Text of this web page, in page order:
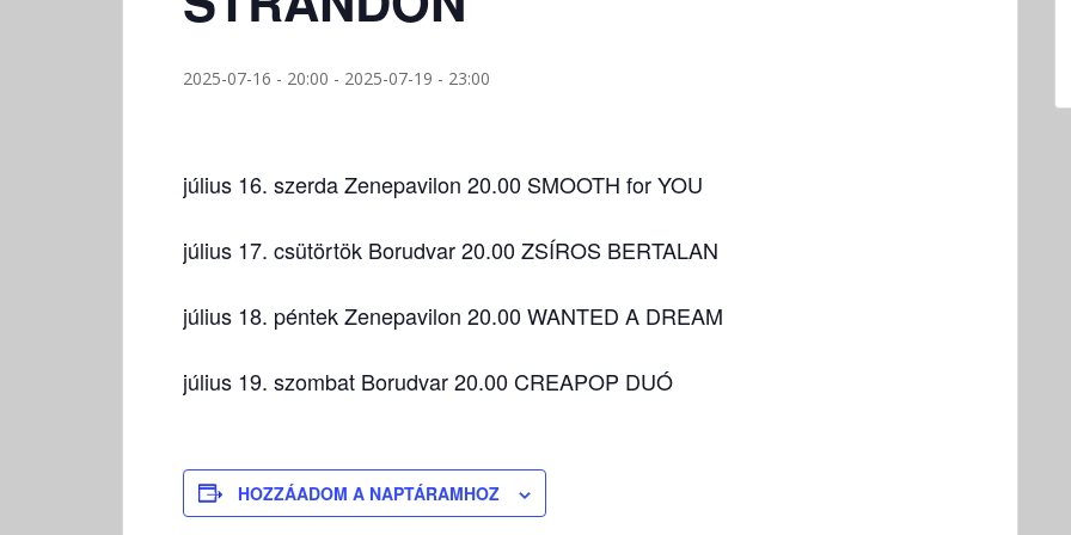
2025-07-16 - 20:00 - 2025-07-19 - 23:00
július 16. szerda Zenepavilon 20.00 SMOOTH for YOU
július 17. csütörtök Borudvar 20.00 ZSÍROS BERTALAN
július 18. péntek Zenepavilon 20.00 WANTED A DREAM
július 19. szombat Borudvar 20.00 CREAPOP DUÓ
HOZZÁADOM A NAPTÁRAMHOZ